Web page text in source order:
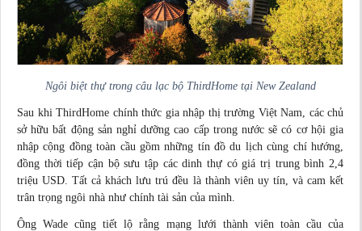
Ngôi biệt thự trong câu lạc bộ ThirdHome tại New Zealand
Sau khi ThirdHome chính thức gia nhập thị trường Việt Nam, các chủ
sở hữu bất động sản nghỉ dưỡng cao cấp trong nước sẽ có cơ hội gia
nhập cộng đồng toàn cầu gồm những tín đồ du lịch cùng chí hướng,
đồng thời tiếp cận bộ sưu tập các dinh thự có giá trị trung bình 2,4
triệu USD. Tất cả khách lưu trú đều là thành viên uy tín, và cam kết
trân trọng ngôi nhà như chính tài sản của mình.
Ông Wade cũng tiết lộ rằng mạng lưới thành viên toàn cầu của